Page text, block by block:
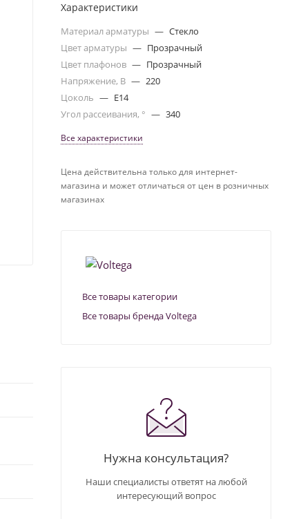
Характеристики
Материал арматуры — Стекло
Цвет арматуры — Прозрачный
Цвет плафонов — Прозрачный
Напряжение, В — 220
Цоколь — E14
Угол рассеивания, ° — 340
Все характеристики
Цена действительна только для интернет-
магазина и может отличаться от цен в розничных
магазинах
Все товары категории
Все товары бренда Voltega
Нужна консультация?
Наши специалисты ответят на любой
интересующий вопрос